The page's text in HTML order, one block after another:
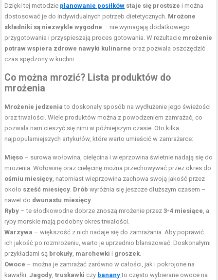
Dzięki tej metodzie planowanie posiłków staje się prostsze i można
dostosować je do indywidualnych potrzeb dietetycznych. Mrożone
składniki są niezwykle wygodne – nie wymagają dodatkowego
przygotowania i przyspieszają proces gotowania. W rezultacie mrożenie
potraw wspiera zdrowe nawyki kulinarne oraz pozwala oszczędzić
czas spędzony w kuchni.
Co można mrozić? Lista produktów do
mrożenia
Mrożenie jedzenia to doskonały sposób na wydłużenie jego świeżości
oraz trwałości. Wiele produktów można z powodzeniem zamrażać, co
pozwala nam cieszyć się nimi w późniejszym czasie. Oto kilka
najpopularniejszych artykułów, które warto umieścić w zamrażarce:
Mięso – surowa wołowina, cielęcina i wieprzowina świetnie nadają się do
mrożenia. Wołowinę oraz cielęcinę można przechowywać przez okres do
ośmiu miesięcy , natomiast wieprzowina zachowa swoją jakość przez
około sześć miesięcy Drób wyróżnia się jeszcze dłuższym czasem –
nawet do dwunastu miesięcy
Ryby – te słodkowodne dobrze znoszą mrożenie przez3-4 miesiące , a
ryby morskie mają podobny okres trwałości.
Warzywa – większość z nich nadaje się do zamrażania. Aby poprawić
ich jakość po rozmrożeniu, warto je uprzednio blanszować. Doskonałymi
przykładami są brokuły marchewki i groszek
Owoce – można je zamrażać zarówno w całości, jak i pokrojone na
kawałki.Jagody ,truskawki czy bananyto często wybierane owoce na